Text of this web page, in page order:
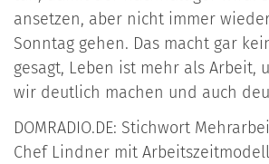
ansetzen, aber nicht immer
Sonntag gehen. Das macht gar
gesagt, Leben ist mehr als Arbeit,
wir deutlich machen und auch
DOMRADIO.DE: Stichwort
Chef Lindner mit